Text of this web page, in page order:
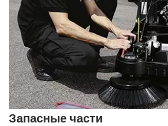
Запасные части